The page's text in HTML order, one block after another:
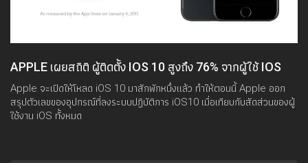
APPLE เผยสถิติ ผู้ติดตั้ง IOS 10 สูงถึง 76% จากผู้ใช้ IOS
ทั้งหมด
Apple จะเปิดให้โหลด iOS 10 มาสักพักหนึ่งแล้ว ทำให้ตอนนี้ Apple ออก
สรุปตัวเลขของอุปกรณ์ที่ลงระบบปฏิบัติการ iOS10 เมื่อเทียบกับสัดส่วนของผู้
ใช้งาน iOS ทั้งหมด